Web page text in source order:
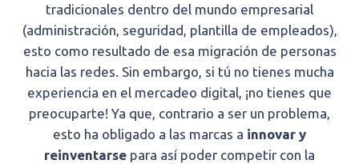
tradicionales dentro del mundo empresarial
(administración, seguridad, plantilla de empleados),
esto como resultado de esa migración de personas
hacia las redes. Sin embargo, si tú no tienes mucha
experiencia en el mercadeo digital, ¡no tienes que
preocuparte! Ya que, contrario a ser un problema,
esto ha obligado a las marcas a innovar y
reinventarse para así poder competir con la